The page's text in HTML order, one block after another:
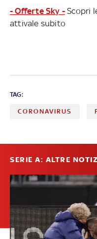
- Offerte Sky - Scopri
attivale subito
TAG:
CORONAVIRUS
SERIE A: ALTRE